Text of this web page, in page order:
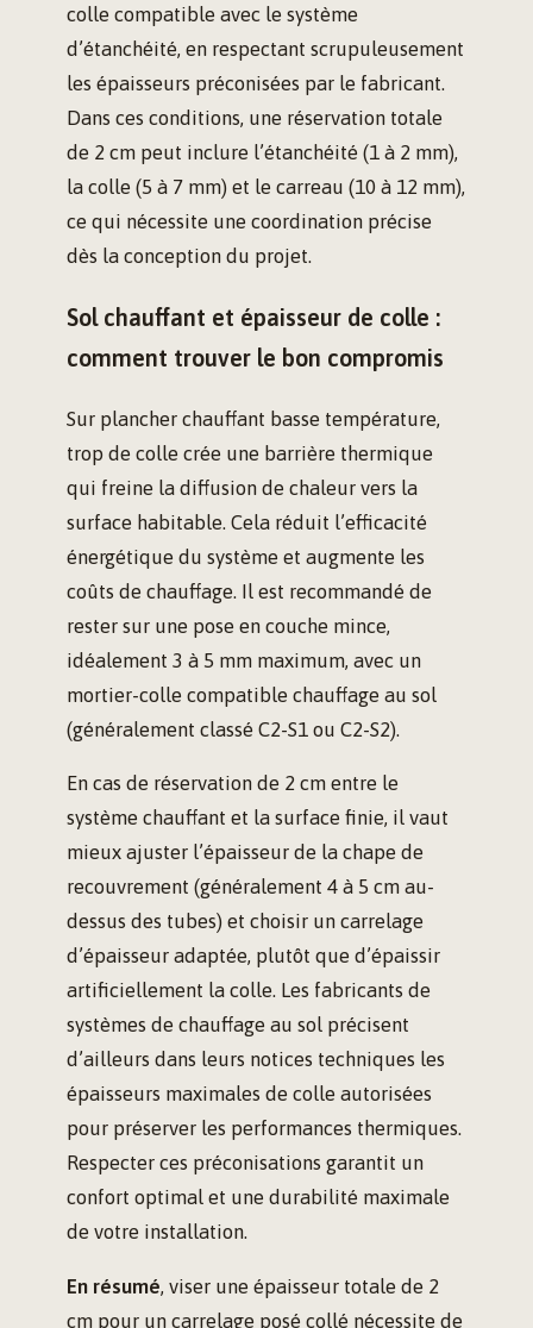
colle compatible avec le système
d’étanchéité, en respectant scrupuleusement
les épaisseurs préconisées par le fabricant.
Dans ces conditions, une réservation totale
de 2 cm peut inclure l’étanchéité (1 à 2 mm),
la colle (5 à 7 mm) et le carreau (10 à 12 mm),
ce qui nécessite une coordination précise
dès la conception du projet.
Sol chauffant et épaisseur de colle :
comment trouver le bon compromis
Sur plancher chauffant basse température,
trop de colle crée une barrière thermique
qui freine la diffusion de chaleur vers la
surface habitable. Cela réduit l’efficacité
énergétique du système et augmente les
coûts de chauffage. Il est recommandé de
rester sur une pose en couche mince,
idéalement 3 à 5 mm maximum, avec un
mortier-colle compatible chauffage au sol
(généralement classé C2-S1 ou C2-S2).
En cas de réservation de 2 cm entre le
système chauffant et la surface finie, il vaut
mieux ajuster l’épaisseur de la chape de
recouvrement (généralement 4 à 5 cm au-
dessus des tubes) et choisir un carrelage
d’épaisseur adaptée, plutôt que d’épaissir
artificiellement la colle. Les fabricants de
systèmes de chauffage au sol précisent
d’ailleurs dans leurs notices techniques les
épaisseurs maximales de colle autorisées
pour préserver les performances thermiques.
Respecter ces préconisations garantit un
confort optimal et une durabilité maximale
de votre installation.
En résumé, viser une épaisseur totale de 2
cm pour un carrelage posé collé nécessite de